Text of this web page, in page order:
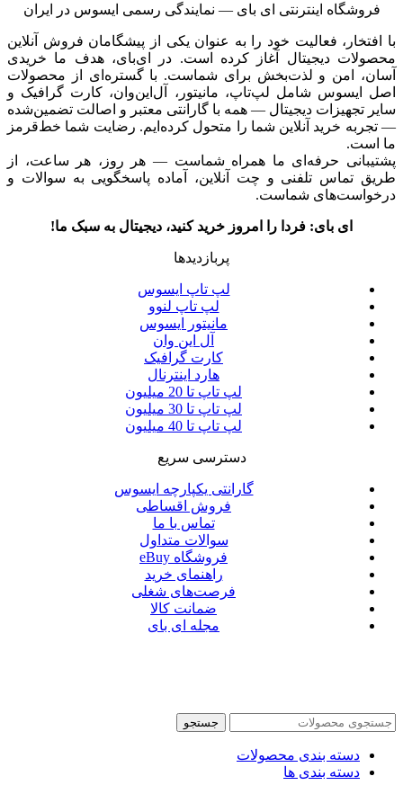
فروشگاه اینترنتی ای‌ بای — نمایندگی رسمی ایسوس در ایران
با افتخار، فعالیت خود را به عنوان یکی از پیشگامان فروش آنلاین
محصولات دیجیتال آغاز کرده است. در ای‌بای، هدف ما خریدی
آسان، امن و لذت‌بخش برای شماست. با گستره‌ای از محصولات
اصل ایسوس شامل لپ‌تاپ، مانیتور، آل‌این‌وان، کارت گرافیک و
سایر تجهیزات دیجیتال — همه با گارانتی معتبر و اصالت تضمین‌شده
— تجربه خرید آنلاین شما را متحول کرده‌ایم. رضایت شما خط‌قرمز
ما است.
پشتیبانی حرفه‌ای ما همراه شماست — هر روز، هر ساعت، از
طریق تماس تلفنی و چت آنلاین، آماده پاسخگویی به سوالات و
درخواست‌های شماست.
ای بای: فردا را امروز خرید کنید، دیجیتال به سبک ما!
پربازدیدها
لپ تاپ ایسوس
لپ تاپ لنوو
مانیتور ایسوس
آل این وان
کارت گرافیک
هارد اینترنال
لپ تاپ تا 20 میلیون
لپ تاپ تا 30 میلیون
لپ تاپ تا 40 میلیون
دسترسی سریع
گارانتی یکپارچه ایسوس
فروش اقساطی
تماس با ما
سوالات متداول
فروشگاه eBuy
راهنمای خرید
فرصت‌های شغلی
ضمانت کالا
مجله ای بای
جستجو
دسته بندی محصولات
دسته بندی ها